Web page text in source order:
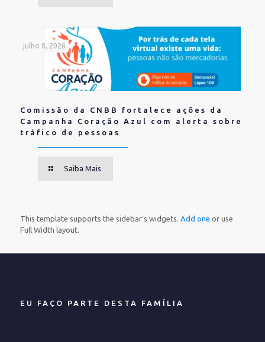
julho 8, 2026
Comissão da CNBB fortalece ações da
Campanha Coração Azul com alerta sobre
tráfico de pessoas
Saiba Mais
This template supports the sidebar's widgets. Add one or use
Full Width layout.
EU FAÇO PARTE DESTA FAMÍLIA